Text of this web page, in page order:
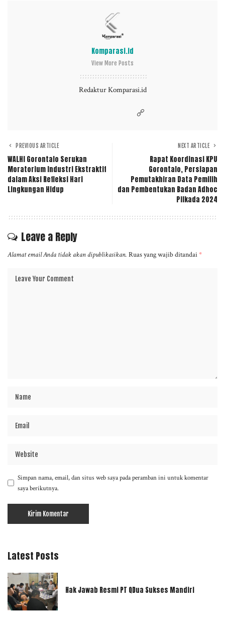
Komparasi.id
View More Posts
Redaktur Komparasi.id
PREVIOUS ARTICLE
WALHI Gorontalo Serukan
Moratorium Industri Ekstraktif
dalam Aksi Refleksi Hari
Lingkungan Hidup
NEXT ARTICLE
Rapat Koordinasi KPU
Gorontalo, Persiapan
Pemutakhiran Data Pemilih
dan Pembentukan Badan Adhoc
Pilkada 2024
Leave a Reply
Alamat email Anda tidak akan dipublikasikan. Ruas yang wajib ditandai*
Simpan nama, email, dan situs web saya pada peramban ini untuk komentar
saya berikutnya.
Latest Posts
Hak Jawab Resmi PT QDua Sukses Mandiri